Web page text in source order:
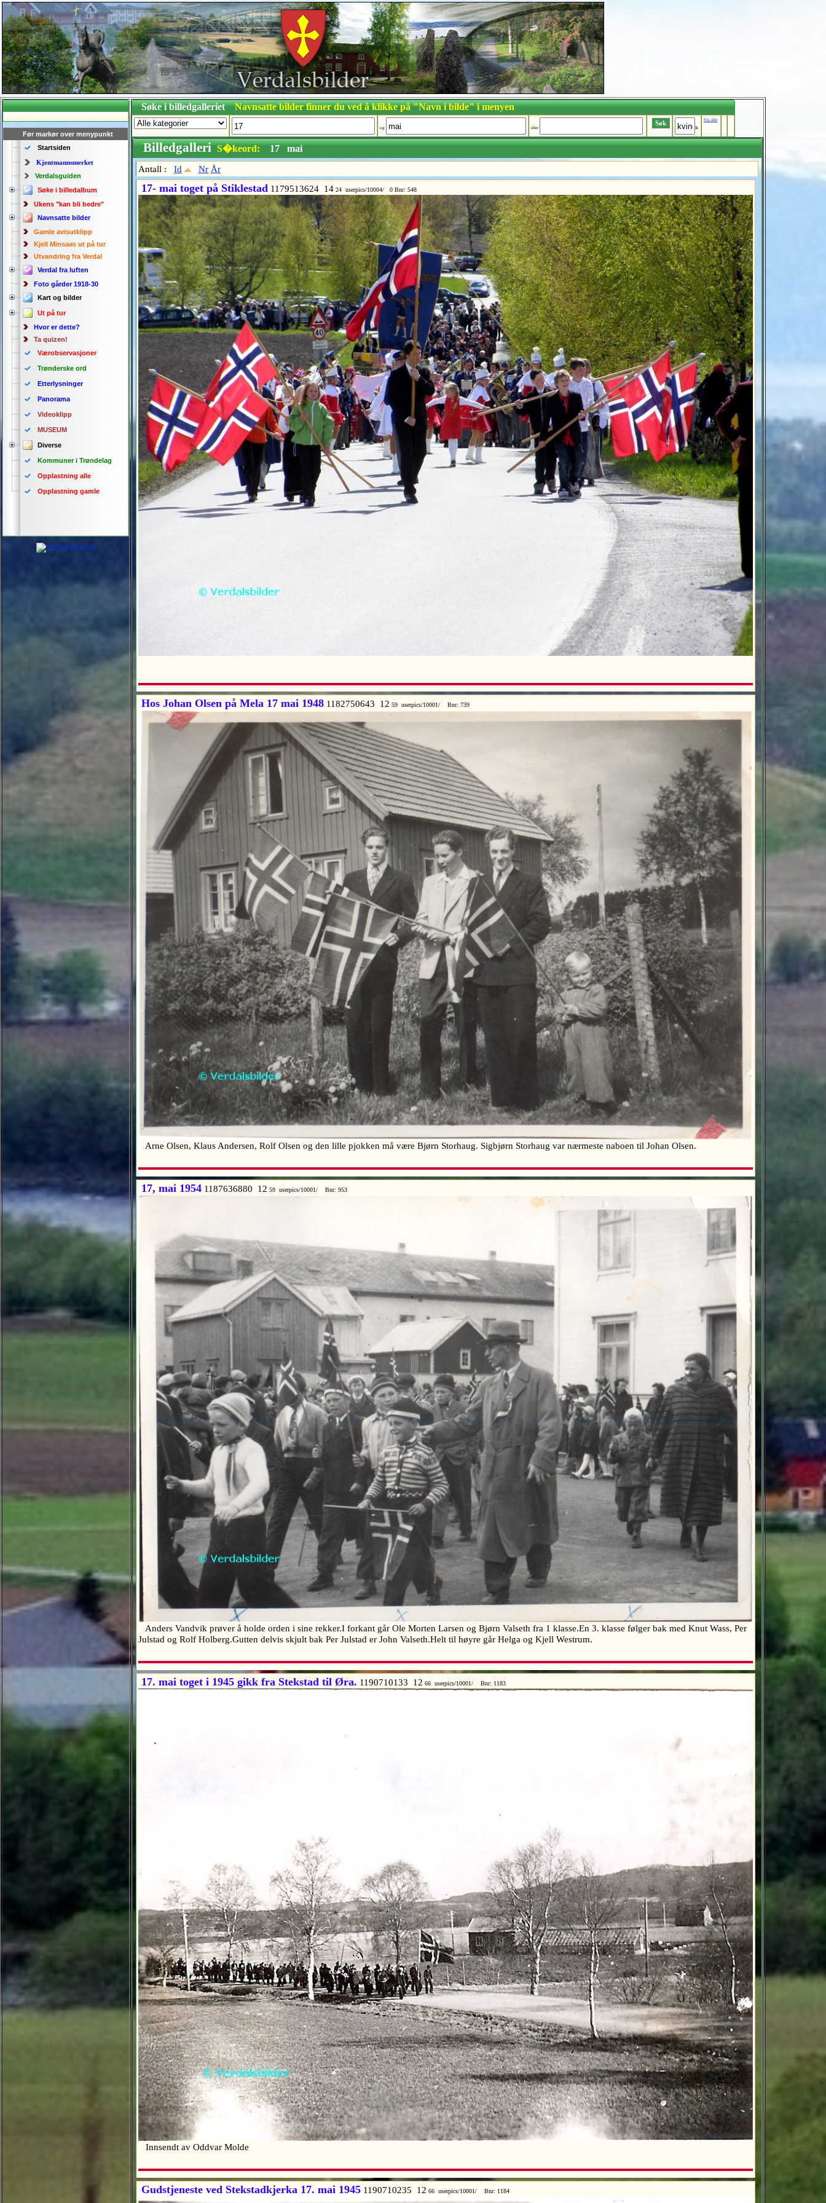
Før markør over menypunkt
Startsiden
Kjentmannsmerket
Verdalsguiden
Søke i billedalbum
Ukens "kan bli bedre"
Navnsatte bilder
Gamle avisutklipp
Kjell Minsaas ut på tur
Utvandring fra Verdal
Verdal fra luften
Foto gårder 1918-30
Kart og bilder
Ut på tur
Hvor er dette?
Ta quizen!
Værobservasjoner
Trønderske ord
Etterlysninger
Panorama
Videoklipp
MUSEUM
Diverse
Kommuner i Trøndelag
Opplastning alle
Opplastning gamle
Søke i billedgallerietNavnsatte bilder finner du ved å klikke på "Navn i bilde" i menyen
og eller Ik
Vis alle
Billedgalleri S�keord: 17
mai
Antall : Id Nr År
17- mai toget på Stiklestad 1179513624 14 24 userpics/10004/ 0 Bnr: 548
Hos Johan Olsen på Mela 17 mai 1948 1182750643 12 59 userpics/10001/ Bnr: 739
Arne Olsen, Klaus Andersen, Rolf Olsen og den lille pjokken må være Bjørn Storhaug. Sigbjørn Storhaug var nærmeste naboen til Johan Olsen.
17, mai 1954 1187636880 12 59 userpics/10001/ Bnr: 953
Anders Vandvik prøver å holde orden i sine rekker.I forkant går Ole Morten Larsen og Bjørn Valseth fra 1 klasse.En 3. klasse følger bak med Knut Wass, Per
Julstad og Rolf Holberg.Gutten delvis skjult bak Per Julstad er John Valseth.Helt til høyre går Helga og Kjell Westrum.
17. mai toget i 1945 gikk fra Stekstad til Øra. 1190710133 12 66 userpics/10001/ Bnr: 1183
Innsendt av Oddvar Molde
Gudstjeneste ved Stekstadkjerka 17. mai 1945 1190710235 12 66 userpics/10001/ Bnr: 1184